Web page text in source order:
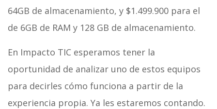
64GB de almacenamiento, y $1.499.900 para el
de 6GB de RAM y 128 GB de almacenamiento.
En Impacto TIC esperamos tener la
oportunidad de analizar uno de estos equipos
para decirles cómo funciona a partir de la
experiencia propia. Ya les estaremos contando.